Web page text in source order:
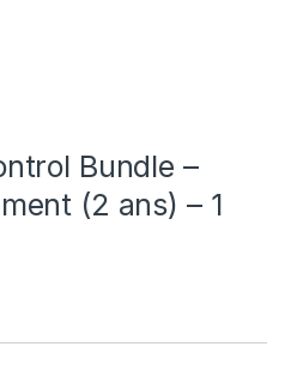
Bundle –
(2 ans) – 1